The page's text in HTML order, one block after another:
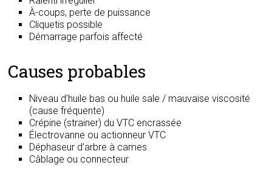
À-coups, perte de puissance
Cliquetis possible
Démarrage parfois affecté
Causes probables
Niveau d’huile bas ou huile sale / mauvaise viscosité
(cause fréquente)
Crépine (strainer) du VTC encrassée
Électrovanne ou actionneur VTC
Déphaseur d’arbre à cames
Câblage ou connecteur